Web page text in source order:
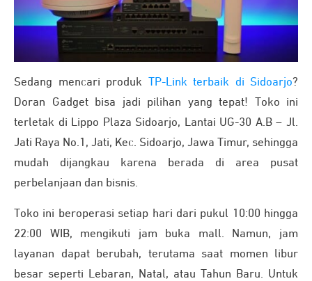
Sedang mencari produk TP-Link terbaik di Sidoarjo?
Doran Gadget bisa jadi pilihan yang tepat! Toko ini
terletak di Lippo Plaza Sidoarjo, Lantai UG-30 A.B – Jl.
Jati Raya No.1, Jati, Kec. Sidoarjo, Jawa Timur, sehingga
mudah dijangkau karena berada di area pusat
perbelanjaan dan bisnis.
Toko ini beroperasi setiap hari dari pukul 10:00 hingga
22:00 WIB, mengikuti jam buka mall. Namun, jam
layanan dapat berubah, terutama saat momen libur
besar seperti Lebaran, Natal, atau Tahun Baru. Untuk